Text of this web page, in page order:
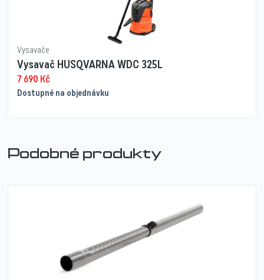
Vysavače
Vysavač HUSQVARNA WDC 325L
7 690 Kč
Dostupné na objednávku
Podobné produkty